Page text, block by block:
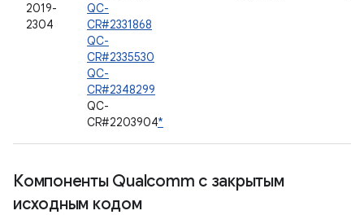
2019-
2304
QC-
CR#2331868
QC-
CR#2335530
QC-
CR#2348299
QC-
CR#2203904*
Компоненты Qualcomm с закрытым
исходным кодом